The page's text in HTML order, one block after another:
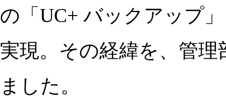
の「UC+ バックアップ
実現。その経緯を、管
ました。